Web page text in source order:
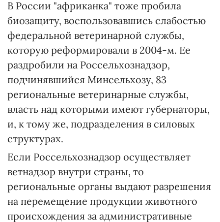
В России "африканка" тоже пробила
биозащиту, воспользовавшись слабостью
федеральной ветеринарной службы,
которую реформировали в 2004-м. Ее
раздробили на Россельхознадзор,
подчинявшийся Минсельхозу, 83
региональные ветеринарные службы,
власть над которыми имеют губернаторы,
и, к тому же, подразделения в силовых
структурах.
Если Россельхознадзор осуществляет
ветнадзор внутри страны, то
региональные органы выдают разрешения
на перемещение продукции животного
происхождения за административные